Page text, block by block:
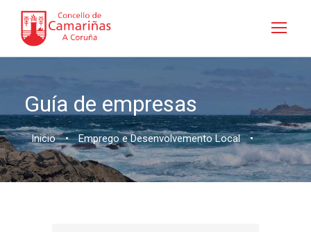
Guía de empresas
Inicio • Emprego e Desenvolvemento Local •